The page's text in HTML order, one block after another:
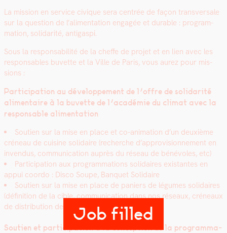
Job filled
La mis­sion en ser­vice civique sera cen­trée de façon trans­ver­sale
sur la ques­tion de l’alimentation engagée et durable : pro­gram­
ma­tion, sol­i­dar­ité, anti­gaspi.
Sous la respon­s­abil­ité de la cheffe de pro­jet et en lien avec les
respon­s­ables buvette et la Ville de Paris, vous aurez pour mis­
sions :
Par­tic­i­pa­tion au développe­ment de l’offre de sol­i­dar­ité
ali­men­taire à la buvette de l’académie du cli­mat avec la
respon­s­able ali­men­ta­tion
Sou­tien sur la mise en place et co-ani­ma­tion d’un deux­ième
créneau de cui­sine sol­idaire (recherche d’approvisionnement en
inven­dus, com­mu­ni­ca­tion auprès du réseau de bénév­oles, etc)
Par­tic­i­pa­tion aux pro­gram­ma­tions sol­idaires exis­tantes en
appui coor­do : Dis­co Soupe, Ban­quet Sol­idaire
Sou­tien sur la mise en place de paniers de légumes sol­idaires
(déf­i­ni­tion de la cible, com­mu­ni­ca­tion dans nos réseaux, créneaux
de dis­tri­b­u­tion des paniers).
Sou­tien et par­tic­i­pa­tion à la con­cep­tion de la pro­gram­ma­